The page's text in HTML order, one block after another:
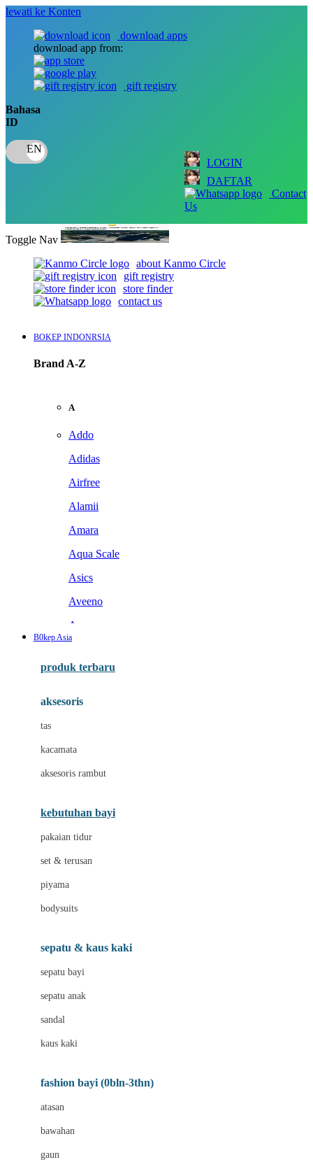
lewati ke Konten
download apps
download app from:
gift registry
Bahasa
ID
LOGIN
DAFTAR
Contact
Us
Toggle Nav
about Kanmo Circle
gift registry
store finder
contact us
BOKEP INDONRSIA
Brand A-Z
A
Addo
Adidas
Airfree
Alamii
Amara
Aqua Scale
Asics
Aveeno
Awan
Baabaasheepz
Baby Dove
Baby Jogger
Beauty Barn
Bio Oil
Biolane
Bizzi Growin
Blooming Marvellous
Bravado
B0kep Asia
produk terbaru
aksesoris
tas
kacamata
aksesoris rambut
kebutuhan bayi
pakaian tidur
set & terusan
piyama
bodysuits
sepatu & kaus kaki
sepatu bayi
sepatu anak
sandal
kaus kaki
fashion bayi (0bln-3thn)
atasan
bawahan
gaun